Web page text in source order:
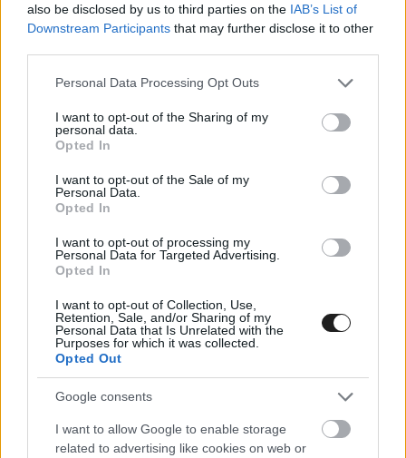
also be disclosed by us to third parties on the IAB’s List of
Downstream Participants that may further disclose it to other
Please note that this website/app uses one or more Google
not limited to your visit or usage behaviour. You may click to
grant or deny consent to Google and its third-party tags to
use your data for below specified purposes in below Google
consent section.
Personal Data Processing Opt Outs
I want to opt-out of the Sharing of my
personal data.
Opted In
I want to opt-out of the Sale of my
Personal Data.
Opted In
I want to opt-out of processing my
Personal Data for Targeted Advertising.
Opted In
I want to opt-out of Collection, Use,
Retention, Sale, and/or Sharing of my
Personal Data that Is Unrelated with the
Purposes for which it was collected.
Opted Out
Google consents
I want to allow Google to enable storage
related to advertising like cookies on web or
2022. 02. 19.
A DAYTONA-I TRUCK FUTAM, 8 PERCBEN –
VIDEÓ
2022. 02. 19.
500MILES